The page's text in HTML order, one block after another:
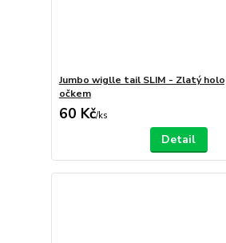
Jumbo wiglle tail SLIM - Zlatý
očkem
60 Kč/ks
Detail